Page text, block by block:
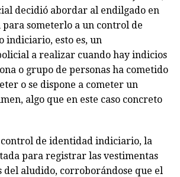
decidió abordar al endilgado en
someterlo a un control de
indiciario, esto es, un
a realizar cuando hay indicios
o grupo de personas ha cometido
o se dispone a cometer un
algo que en este caso concreto
control de identidad indiciario, la
para registrar las vestimentas
del aludido, corroborándose que el